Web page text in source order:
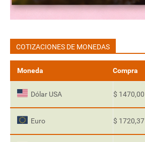
COTIZACIONES DE MONEDAS
Moneda Compra
Dólar USA $ 1470,00
Euro $ 1720,37